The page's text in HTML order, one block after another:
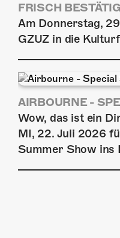
FRISCH
Am Donnerstag,
GZUZ in die
AIRBOURNE -
Wow, das ist ein
MI, 22. Juli 2026
Summer Show ins